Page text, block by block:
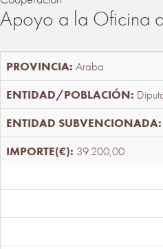
Apoyo a la Oficina
Araba
39.200,00